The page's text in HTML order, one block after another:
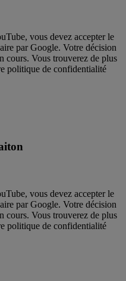
vous devez accepter le
par Google. Votre décision
cours. Vous trouverez de plus
politique de confidentialité
vous devez accepter le
par Google. Votre décision
cours. Vous trouverez de plus
politique de confidentialité